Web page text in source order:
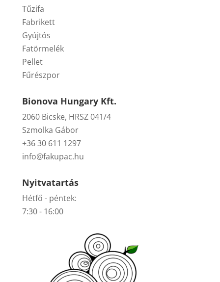
Tűzifa
Fabrikett
Gyújtós
Fatörmelék
Pellet
Fűrészpor
Bionova Hungary Kft.
2060 Bicske, HRSZ 041/4
Szmolka Gábor
+36 30 611 1297
info@fakupac.hu
Nyitvatartás
Hétfő - péntek:
7:30 - 16:00